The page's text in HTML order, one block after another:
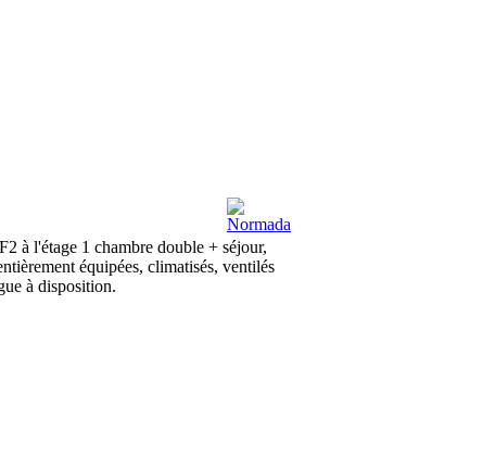
à l'étage 1 chambre double + séjour,
équipées, climatisés, ventilés
à disposition.